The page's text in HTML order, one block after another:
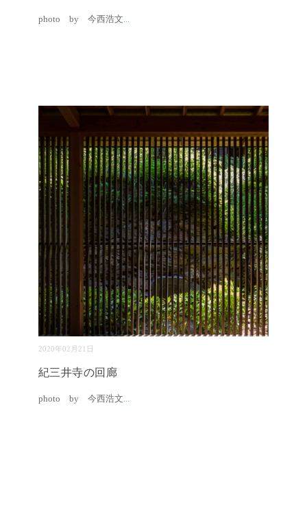
photo by 今西浩文...
2020年02月21日
紀三井寺の回廊
photo by 今西浩文...